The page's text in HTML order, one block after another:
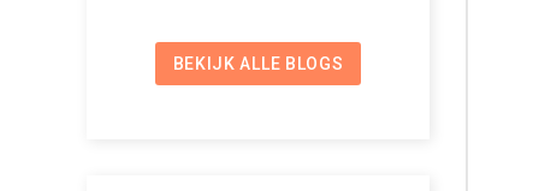
BEKIJK ALLE BLOGS